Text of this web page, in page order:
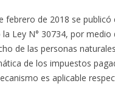
febrero de 2018 se publicó
Ley N° 30734, por medio
de las personas
de los impuestos
es aplicable